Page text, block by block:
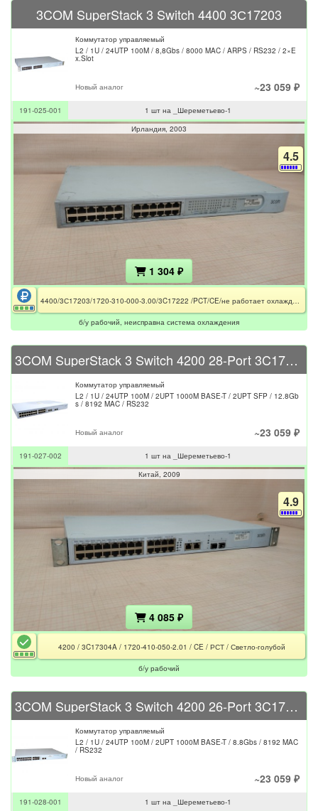
3COM SuperStack 3 Switch 4400 3С17203
Коммутатор управляемый
L2 / 1U / 24UTP 100M / 8,8Gbs / 8000 MAC / ARPS / RS232 / 2×E
x.Slot
Новый аналог ~23 059 ₽
191-025-001
1 шт на _Шереметьево-1
Ирландия 2003
4.5
1 304 ₽
4400/3С17203/1720-310-000-3.00/3C17222 /PCT/CE/не работает охлаждение
б/у рабочий, неисправна система охлаждения
3COM SuperStack 3 Switch 4200 28-Port 3C17304A
Коммутатор управляемый
L2 / 1U / 24UTP 100M / 2UPT 1000M BASE-T / 2UPT SFP / 12.8Gb
s / 8192 MAC / RS232
Новый аналог ~23 059 ₽
191-027-002
1 шт на _Шереметьево-1
Китай 2009
4.9
4 085 ₽
4200 / 3C17304A / 1720-410-050-2.01 / CE / РСТ / Светло-голубой
б/у рабочий
3COM SuperStack 3 Switch 4200 26-Port 3C17300A
Коммутатор управляемый
L2 / 1U / 24UTP 100M / 2UPT 1000M BASE-T / 8.8Gbs / 8192 MAC
/ RS232
Новый аналог ~23 059 ₽
191-028-001
1 шт на _Шереметьево-1